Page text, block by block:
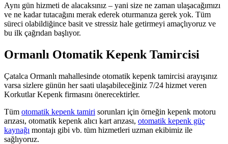
Aynı gün hizmeti de alacaksınız – yani size ne zaman ulaşacağımızı
ve ne kadar tutacağını merak ederek oturmanıza gerek yok. Tüm
süreci olabildiğince basit ve stressiz hale getirmeyi amaçlıyoruz ve
bu ilk çağrıdan başlıyor.
Ormanlı Otomatik Kepenk Tamircisi
Çatalca Ormanlı mahallesinde otomatik kepenk tamircisi arayışınız
varsa sizlere günün her saati ulaşabileceğiniz 7/24 hizmet veren
Korkutlar Kepenk firmasını önerecektirler.
Tüm otomatik kepenk tamiri sorunları için örneğin kepenk motoru
arızası, otomatik kepenk alıcı kart arızası, otomatik kepenk güç
kaynağı montajı gibi vb. tüm hizmetleri uzman ekibimiz ile
sağlıyoruz.